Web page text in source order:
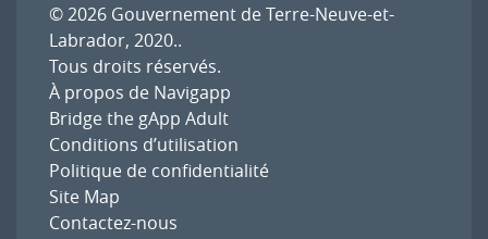
© 2026 Gouvernement de Terre-Neuve-et-
Labrador, 2020..
Tous droits réservés.
À propos de Navigapp
Bridge the gApp Adult
Conditions d’utilisation
Politique de confidentialité
Site Map
Contactez-nous